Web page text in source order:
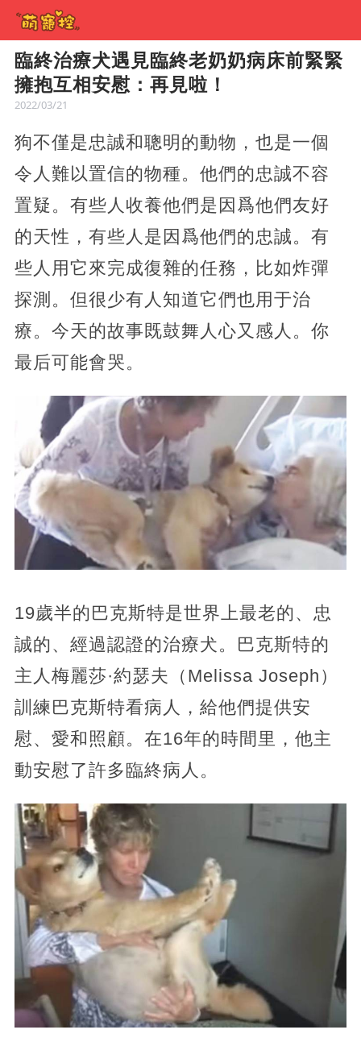
臨終治療犬遇見臨終老奶奶病床前緊緊
擁抱互相安慰：再見啦！
2022/03/21
狗不僅是忠誠和聰明的動物，也是一個
令人難以置信的物種。他們的忠誠不容
置疑。有些人收養他們是因爲他們友好
的天性，有些人是因爲他們的忠誠。有
些人用它來完成復雜的任務，比如炸彈
探測。但很少有人知道它們也用于治
療。今天的故事既鼓舞人心又感人。你
最后可能會哭。
19歲半的巴克斯特是世界上最老的、忠
誠的、經過認證的治療犬。巴克斯特的
主人梅麗莎·約瑟夫（Melissa Joseph）
訓練巴克斯特看病人，給他們提供安
慰、愛和照顧。在16年的時間里，他主
動安慰了許多臨終病人。